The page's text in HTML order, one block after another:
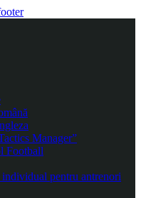
Manager”
Football
pentru antrenori